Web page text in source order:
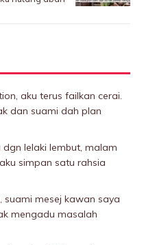
aku terus failkan cerai.
dan suami dah plan
lelaki Iembut, malam
simpan satu rahsia
suami mesej kawan saya
mengadu masalah